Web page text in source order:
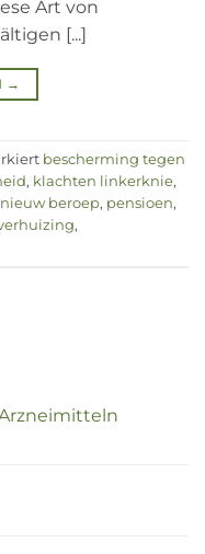
Art von
[...]
→
bescherming tegen
, klachten linkerknie,
nieuw beroep, pensioen,
,